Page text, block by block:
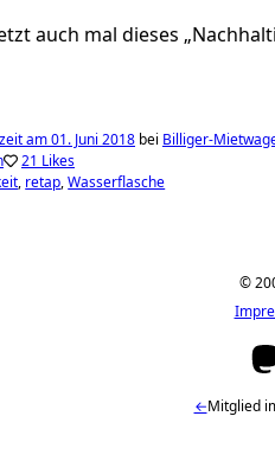
auch mal dieses
am 01. Juni 2018 bei Billiger-
21 Likes
retap Wasserflasche
©
←Mitglied